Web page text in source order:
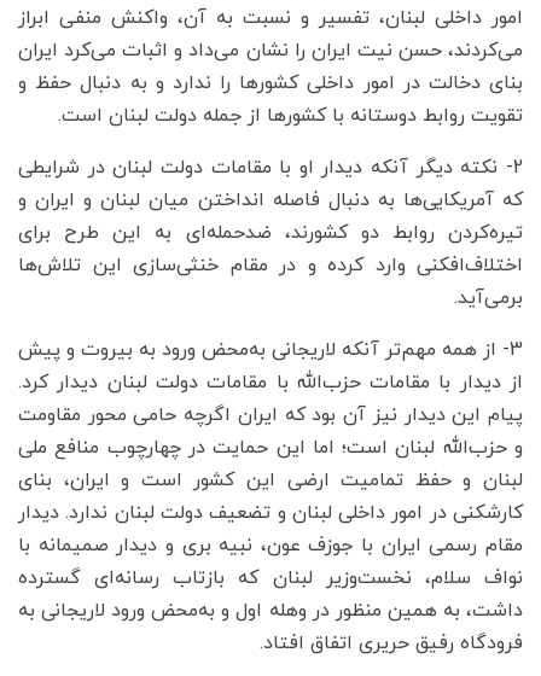
امور داخلی لبنان، تفسیر و نسبت به آن، واکنش منفی ابراز
می‌کردند، حسن نیت ایران را نشان می‌داد و اثبات می‌کرد ایران
بنای دخالت در امور داخلی کشورها را ندارد و به دنبال حفظ و
تقویت روابط دوستانه با کشورها از جمله دولت لبنان است.
2- نکته دیگر آنکه دیدار او با مقامات دولت لبنان در شرایطی
که آمریکایی‌ها به دنبال فاصله انداختن میان لبنان و ایران و
تیره‌کردن روابط دو کشورند، ضدحمله‌ای به این طرح برای
اختلاف‌افکنی وارد کرده و در مقام خنثی‌سازی این تلاش‌ها
برمی‌آید.
3- از همه مهم‌تر آنکه لاریجانی به‌محض ورود به بیروت و پیش
از دیدار با مقامات حزب‌الله با مقامات دولت لبنان دیدار کرد.
پیام این دیدار نیز آن بود که ایران اگرچه حامی محور مقاومت
و حزب‌الله لبنان است؛ اما این حمایت در چهارچوب منافع ملی
لبنان و حفظ تمامیت ارضی این کشور است و ایران، بنای
کارشکنی در امور داخلی لبنان و تضعیف دولت لبنان ندارد. دیدار
مقام رسمی ایران با جوزف عون، نبیه بری و دیدار صمیمانه با
نواف سلام، نخست‌وزیر لبنان که بازتاب رسانه‌ای گسترده
داشت، به همین منظور در وهله اول و به‌محض ورود لاریجانی به
فرودگاه رفیق حریری اتفاق افتاد.